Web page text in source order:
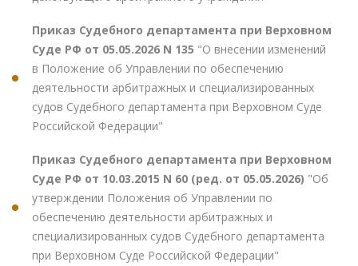
Приказ Судебного департамента при Верховном
Суде РФ от 05.05.2026 N 135 "О внесении изменений
в Положение об Управлении по обеспечению
деятельности арбитражных и специализированных
судов Судебного департамента при Верховном Суде
Российской Федерации"
Приказ Судебного департамента при Верховном
Суде РФ от 10.03.2015 N 60 (ред. от 05.05.2026) "Об
утверждении Положения об Управлении по
обеспечению деятельности арбитражных и
специализированных судов Судебного департамента
при Верховном Суде Российской Федерации"